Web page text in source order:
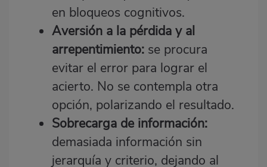
en bloqueos cognitivos.
Aversión a la pérdida y al
arrepentimiento: se procura
evitar el error para lograr el
acierto. No se contempla otra
opción, polarizando el resultado.
Sobrecarga de información:
demasiada información sin
jerarquía y criterio, dejando al